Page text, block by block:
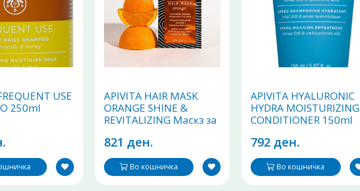
USE
250ml
APIVITA HAIR MASK
ORANGE SHINE &
REVITALIZING Маскз за
821 ден.
Во кошничка
APIVITA HYALURONIC
HYDRA MOISTURIZING
CONDITIONER 150ml
792 ден.
Во кошничка